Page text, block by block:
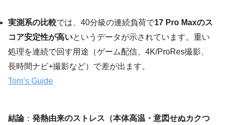
実測系の比較では、40分級の連続負荷で17 Pro Maxのス
コア安定性が高いというデータが示されています。重い
処理を連続で回す用途（ゲーム配信、4K/ProRes撮影、
長時間ナビ+撮影など）で差が出ます。
Tom’s Guide
結論： 発熱由来のストレス（本体高温・意図せぬカクつ